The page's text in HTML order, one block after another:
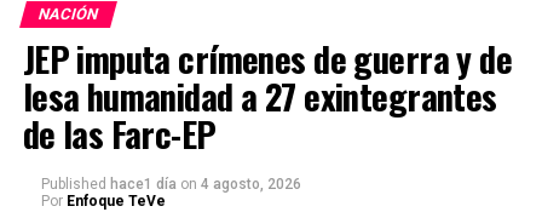
NACIÓN
JEP imputa crímenes de guerra y de
lesa humanidad a 27 exintegrantes
de las Farc-EP
Published hace1 día on 4 agosto, 2026
Por Enfoque TeVe